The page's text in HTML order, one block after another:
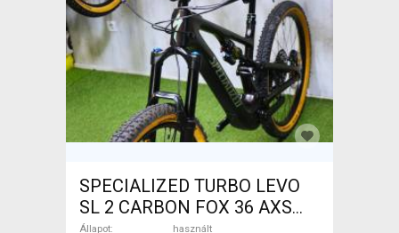
SPECIALIZED TURBO LEVO
SL 2 CARBON FOX 36 AXS
Elektromos Mountain Bike
Állapot
használt